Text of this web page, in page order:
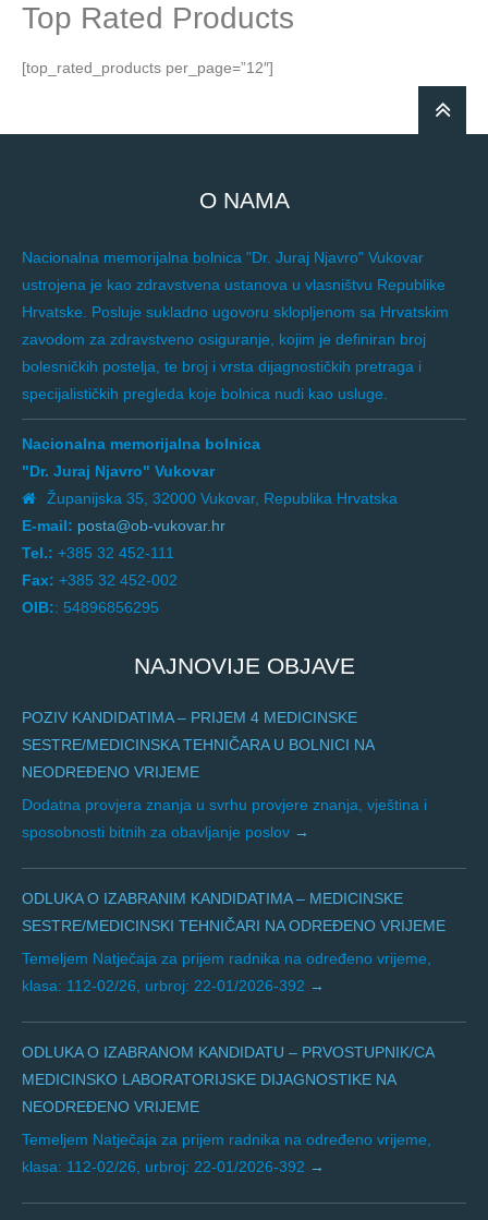
Top Rated Products
[top_rated_products per_page=”12″]
O NAMA
Nacionalna memorijalna bolnica "Dr. Juraj Njavro" Vukovar
ustrojena je kao zdravstvena ustanova u vlasništvu Republike
Hrvatske. Posluje sukladno ugovoru sklopljenom sa Hrvatskim
zavodom za zdravstveno osiguranje, kojim je definiran broj
bolesničkih postelja, te broj i vrsta dijagnostičkih pretraga i
specijalističkih pregleda koje bolnica nudi kao usluge.
Nacionalna memorijalna bolnica
"Dr. Juraj Njavro" Vukovar
Županijska 35, 32000 Vukovar, Republika Hrvatska
E-mail: posta@ob-vukovar.hr
Tel.: +385 32 452-111
Fax: +385 32 452-002
OIB:: 54896856295
NAJNOVIJE OBJAVE
POZIV KANDIDATIMA – PRIJEM 4 MEDICINSKE
SESTRE/MEDICINSKA TEHNIČARA U BOLNICI NA
NEODREĐENO VRIJEME
Dodatna provjera znanja u svrhu provjere znanja, vještina i
sposobnosti bitnih za obavljanje poslov
ODLUKA O IZABRANIM KANDIDATIMA – MEDICINSKE
SESTRE/MEDICINSKI TEHNIČARI NA ODREĐENO VRIJEME
Temeljem Natječaja za prijem radnika na određeno vrijeme,
klasa: 112-02/26, urbroj: 22-01/2026-392
ODLUKA O IZABRANOM KANDIDATU – PRVOSTUPNIK/CA
MEDICINSKO LABORATORIJSKE DIJAGNOSTIKE NA
NEODREĐENO VRIJEME
Temeljem Natječaja za prijem radnika na određeno vrijeme,
klasa: 112-02/26, urbroj: 22-01/2026-392